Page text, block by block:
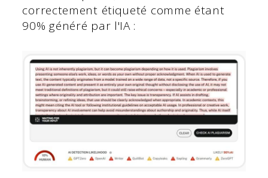
correctement étiqueté comme étant
90% généré par l'IA :